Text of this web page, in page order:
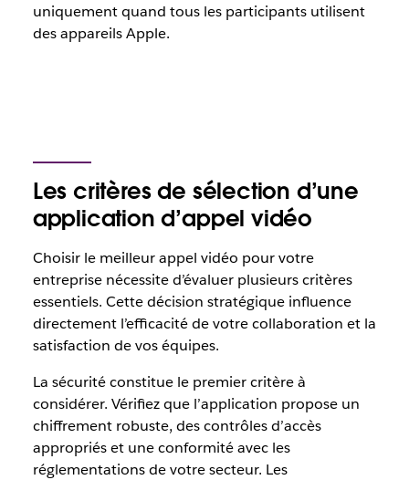
uniquement quand tous les participants utilisent
des appareils Apple.
Les critères de sélection d’une
application d’appel vidéo
Choisir le meilleur appel vidéo pour votre
entreprise nécessite d’évaluer plusieurs critères
essentiels. Cette décision stratégique influence
directement l’efficacité de votre collaboration et la
satisfaction de vos équipes.
La sécurité constitue le premier critère à
considérer. Vérifiez que l’application propose un
chiffrement robuste, des contrôles d’accès
appropriés et une conformité avec les
réglementations de votre secteur. Les